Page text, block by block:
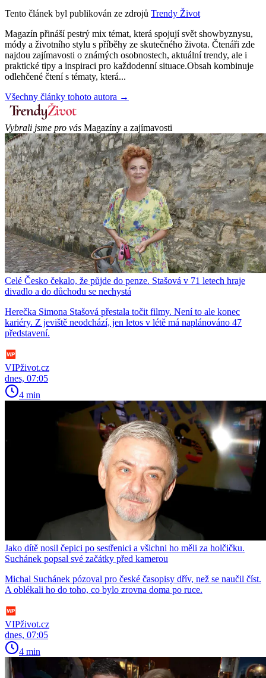
Tento článek byl publikován ze zdrojů Trendy Život
Magazín přináší pestrý mix témat, která spojují svět showbyznysu,
módy a životního stylu s příběhy ze skutečného života. Čtenáři zde
najdou zajímavosti o známých osobnostech, aktuální trendy, ale i
praktické tipy a inspiraci pro každodenní situace.Obsah kombinuje
odlehčené čtení s tématy, která...
Všechny články tohoto autora →
Vybrali jsme pro vás Magazíny a zajímavosti
Celé Česko čekalo, že půjde do penze. Stašová v 71 letech hraje
divadlo a do důchodu se nechystá
Herečka Simona Stašová přestala točit filmy. Není to ale konec
kariéry. Z jeviště neodchází, jen letos v létě má naplánováno 47
představení.
VIPživot.cz
dnes, 07:05
4 min
Jako dítě nosil čepici po sestřenici a všichni ho měli za holčičku.
Suchánek popsal své začátky před kamerou
Michal Suchánek pózoval pro české časopisy dřív, než se naučil číst.
A oblékali ho do toho, co bylo zrovna doma po ruce.
VIPživot.cz
dnes, 07:05
4 min